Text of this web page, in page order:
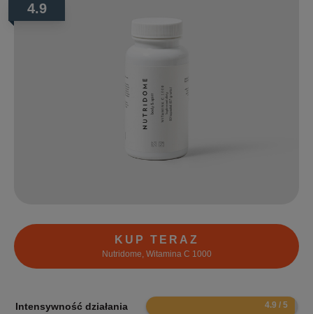
4.9
KUP TERAZ
Nutridome, Witamina C 1000
Intensywność działania 9.8